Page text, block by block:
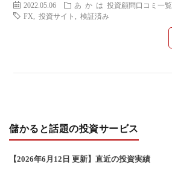
2022.05.06 あ か は
投資顧問口コミ一覧
FX
,投資サイト ,検証済み
儲かると話題の投資サービス
【2026年6 月12 日 更新】直近の投資実績